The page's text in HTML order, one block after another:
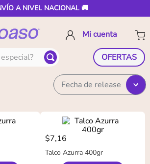
A NIVEL NACIONAL 🚚
OFERTAS
Fecha de release
$7,16
Talco Azurra 400gr